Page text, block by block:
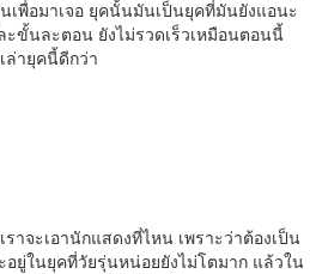
เพื่อมาเจอ ยุคนั้นมันเป็นยุคที่มันยังแอนะ
ะขั้นละตอน ยังไม่รวดเร็วเหมือนตอนนี้
ล่ายุคนี้ดีกว่า
าจะเอานักแสดงที่ไหน เพราะว่าต้องเป็น
อยู่ในยุคที่วัยรุ่นหน่อยยังไม่โตมาก แล้วใน